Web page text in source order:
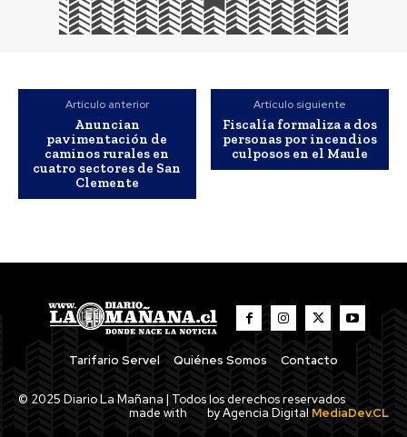
Artículo anterior
Anuncian
pavimentación de
caminos rurales en
cuatro sectores de San
Clemente
Artículo siguiente
Fiscalía formaliza a dos
personas por incendios
culposos en el Maule
Tarifario Servel Quiénes Somos Contacto
© 2025 Diario La Mañana | Todos los derechos reservados
made with
by Agencia Digital MediaDev.CL